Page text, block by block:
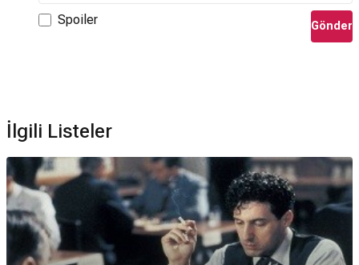
Spoiler Gönder
İlgili Listeler